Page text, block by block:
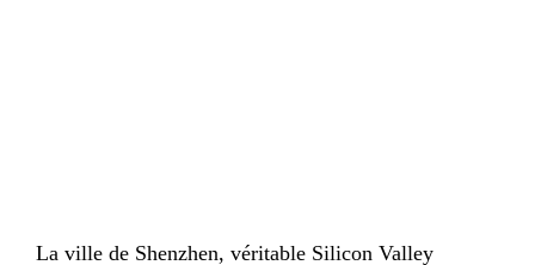
La ville de Shenzhen, véritable Silicon Valley